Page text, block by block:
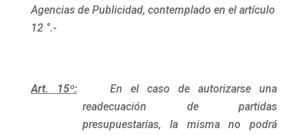
Agencias de Publicidad, contemplado en el artículo
12 °.-
Art. 15º:En el caso de autorizarse una
readecuación de partidas
presupuestarias, la misma no podrá